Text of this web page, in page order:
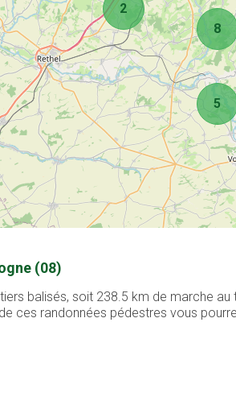
2
8
5
(08)
balisés, soit 238.5 km de marche
ces randonnées pédestres vous